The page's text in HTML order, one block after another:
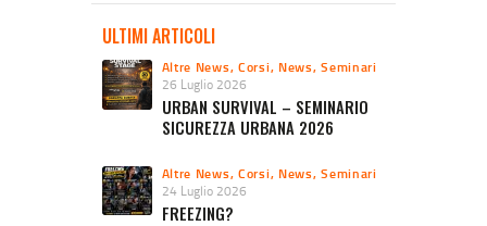
ULTIMI ARTICOLI
Altre News,Corsi, News,Seminari
26 Luglio 2026
URBAN SURVIVAL – SEMINARIO
SICUREZZA URBANA 2026
Altre News,Corsi, News,Seminari
24 Luglio 2026
FREEZING?